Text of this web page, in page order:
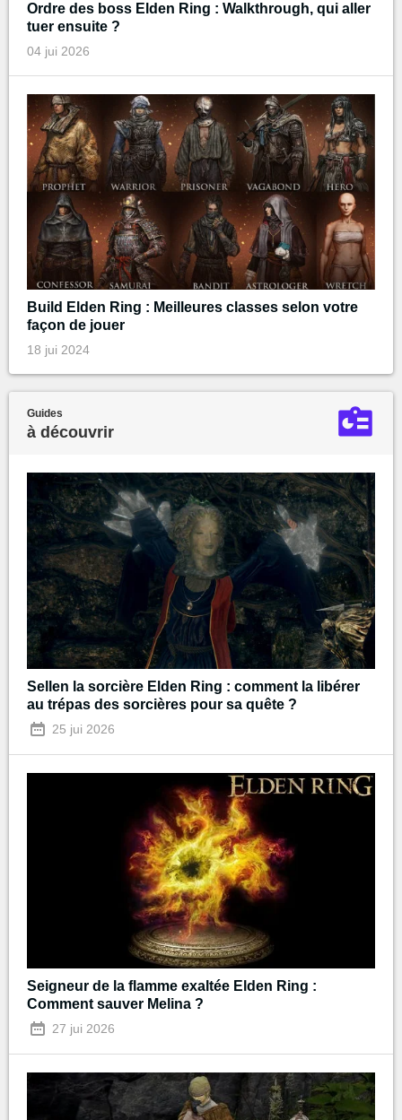
Ordre des boss Elden Ring : Walkthrough, qui aller
tuer ensuite ?
04 jui 2026
Build Elden Ring : Meilleures classes selon votre
façon de jouer
18 jui 2024
Guides
à découvrir
Sellen la sorcière Elden Ring : comment la libérer
au trépas des sorcières pour sa quête ?
25 jui 2026
Seigneur de la flamme exaltée Elden Ring :
Comment sauver Melina ?
27 jui 2026